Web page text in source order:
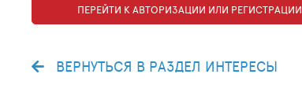
ПЕРЕЙТИ К АВТОРИЗАЦИИ ИЛИ РЕГИСТРАЦИИ
ВЕРНУТЬСЯ В РАЗДЕЛ ИНТЕРЕСЫ